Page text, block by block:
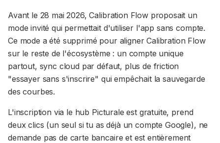
Avant le 28 mai 2026, Calibration Flow proposait un
mode invité qui permettait d'utiliser l'app sans compte.
Ce mode a été supprimé pour aligner Calibration Flow
sur le reste de l'écosystème : un compte unique
partout, sync cloud par défaut, plus de friction
"essayer sans s'inscrire" qui empêchait la sauvegarde
des courbes.
L'inscription via le hub Picturale est gratuite, prend
deux clics (un seul si tu as déjà un compte Google), ne
demande pas de carte bancaire et est entièrement